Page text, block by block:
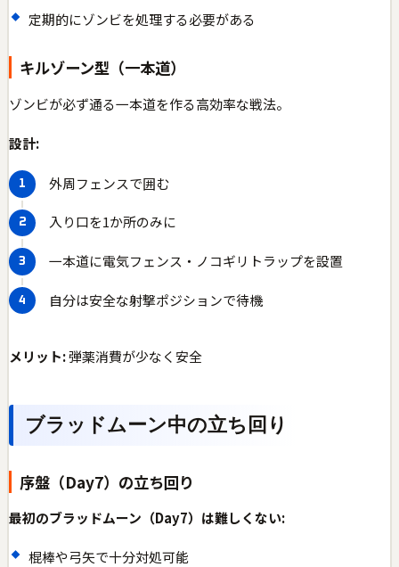
定期的にゾンビを処理する必要がある
キルゾーン型（一本道）
ゾンビが必ず通る一本道を作る高効率な戦法。
設計:
外周フェンスで囲む
入り口を1か所のみに
一本道に電気フェンス・ノコギリトラップを設置
自分は安全な射撃ポジションで待機
メリット:弾薬消費が少なく安全
ブラッドムーン中の立ち回り
序盤（Day7）の立ち回り
最初のブラッドムーン（Day7）は難しくない:
棍棒や弓矢で十分対処可能